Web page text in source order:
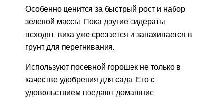
Особенно ценится за быстрый рост и набор
зеленой массы. Пока другие сидераты
всходят, вика уже срезается и запахивается в
грунт для перегнивания.
Используют посевной горошек не только в
качестве удобрения для сада. Его с
удовольствием поедают домашние